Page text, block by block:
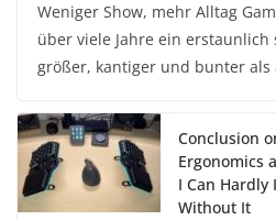
Weniger Show, mehr Alltag
über viele Jahre ein erstaunlich
größer, kantiger und bunter als
Conclusion
Ergonomics
I Can Hardly
Without It